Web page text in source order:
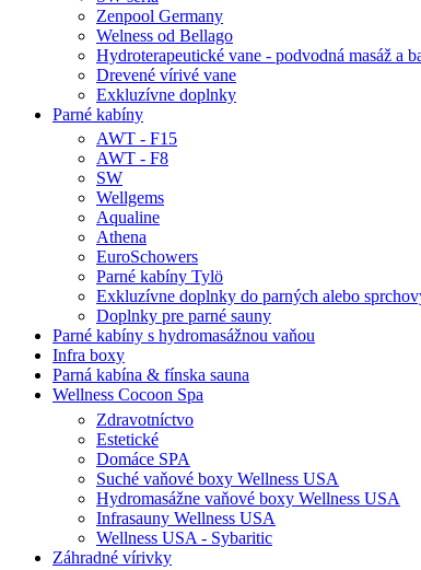
Zenpool Germany
Welness od Bellago
Hydroterapeutické vane - podvodná masáž a
Drevené vírivé vane
Exkluzívne doplnky
Parné kabíny
AWT - F15
AWT - F8
SW
Wellgems
Aqualine
Athena
EuroSchowers
Parné kabíny Tylö
Exkluzívne doplnky do parných alebo
Doplnky pre parné sauny
Parné kabíny s hydromasážnou vaňou
Infra boxy
Parná kabína & fínska sauna
Wellness Cocoon Spa
Zdravotníctvo
Estetické
Domáce SPA
Suché vaňové boxy Wellness USA
Hydromasážne vaňové boxy Wellness USA
Infrasauny Wellness USA
Wellness USA - Sybaritic
Záhradné vírivky